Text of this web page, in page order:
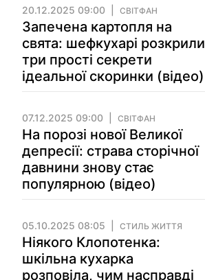
20.12.2025 09:00 СВІТФАН
Запечена картопля на
свята: шефкухарі розкрили
три прості секрети
ідеальної скоринки (відео)
07.12.2025 09:00 СВІТФАН
На порозі нової Великої
депресії: страва сторічної
давнини знову стає
популярною (відео)
05.10.2025 08:05 СТИЛЬ ЖИТТЯ
Ніякого Клопотенка:
шкільна кухарка
розповіла, чим насправді